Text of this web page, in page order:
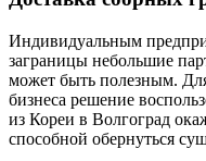
Индивидуальным
заграницы небольшие
может быть полезным.
бизнеса решение
из Кореи в Волгоград
способной обернуться